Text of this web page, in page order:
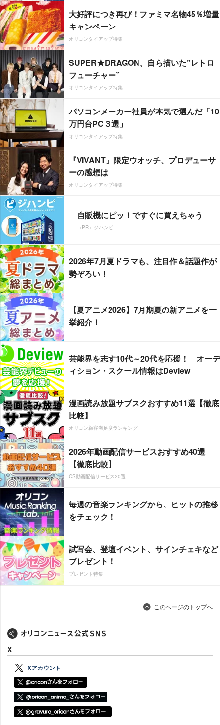
大好評につき再び！ファミマ名物45％増量
キャンペーン
オリコンタイアップ特集
SUPER★DRAGON、自ら描いた”レトロ
フューチャー”
オリコンタイアップ特集
パソコンメーカー社員が本気で選んだ「10
万円台PC３選」
オリコンタイアップ特集
『VIVANT』限定ウオッチ、プロデューサ
ーの感想は
オリコンタイアップ特集
自販機にピッ！ですぐに買えちゃう
（PR）ジハンピ
2026年7月夏ドラマも、注目作＆話題作が
勢ぞろい！
【夏アニメ2026】7月期夏の新アニメを一
挙紹介！
芸能界を志す10代～20代を応援！ オーデ
ィション・スクール情報はDeview
漫画読み放題サブスクおすすめ11選【徹底
比較】
オリコン顧客満足度ランキング
2026年動画配信サービスおすすめ40選
【徹底比較】
CS動画配信サービス20選
毎週の音楽ランキングから、ヒットの推移
をチェック！
試写会、登壇イベント、サインチェキなど
プレゼント！
プレゼント特集
このページのトップへ
X
Xアカウント